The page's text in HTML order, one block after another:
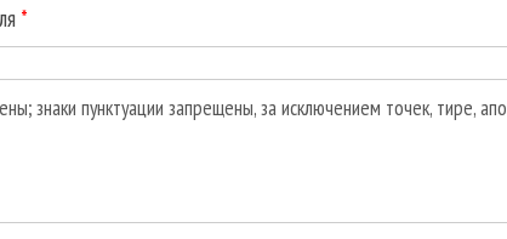
*
знаки пунктуации запрещены, за исключением точек, тире,